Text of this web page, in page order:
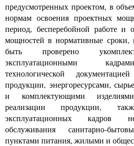
предусмотренных проектом, в
нормам освоения проектных
период, бесперебойной работе и
мощностей в нормативные сроки,
быть проверено
эксплуатационными
технологической
продукции, энергоресурсами,
и комплектующими
реализации продукции,
эксплуатационных кадров
обслуживания санитарно-
пунктами питания, жилыми и